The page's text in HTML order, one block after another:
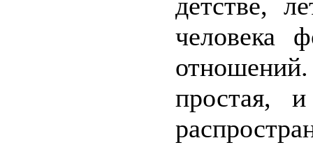
детстве,
человека
простая,